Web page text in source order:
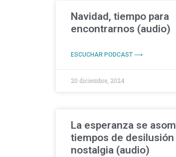
Navidad, tiempo para
encontrarnos (audio)
ESCUCHAR PODCAST ⟶
20 diciembre, 2024
La esperanza se
tiempos de desilusión
nostalgia (audio)